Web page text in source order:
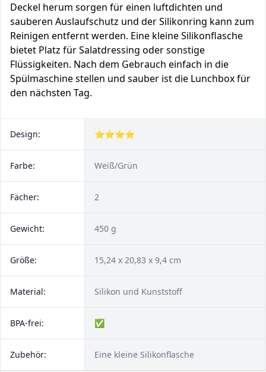
Deckel herum sorgen für einen luftdichten und
sauberen Auslaufschutz und der Silikonring kann zum
Reinigen entfernt werden. Eine kleine Silikonflasche
bietet Platz für Salatdressing oder sonstige
Flüssigkeiten. Nach dem Gebrauch einfach in die
Spülmaschine stellen und sauber ist die Lunchbox für
den nächsten Tag.
Design: ⭐⭐⭐⭐
Farbe: Weiß/Grün
Fächer: 2
Gewicht: 450 g
Größe: 15,24 x 20,83 x 9,4 cm
Material: Silikon und Kunststoff
BPA-frei: ✅
Zubehör: Eine kleine Silikonflasche